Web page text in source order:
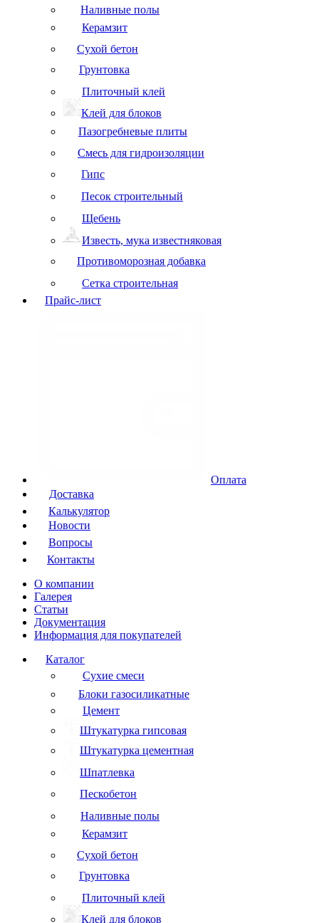
Наливные полы
Керамзит
Сухой бетон
Грунтовка
Плиточный клей
Клей для блоков
Пазогребневые плиты
Смесь для гидроизоляции
Гипс
Песок строительный
Щебень
Известь, мука известняковая
Противоморозная добавка
Сетка строительная
Прайс-лист
Оплата
Доставка
Калькулятор
Новости
Вопросы
Контакты
О компании
Галерея
Статьи
Документация
Информация для покупателей
Каталог
Сухие смеси
Блоки газосиликатные
Цемент
Штукатурка гипсовая
Штукатурка цементная
Шпатлевка
Пескобетон
Наливные полы
Керамзит
Сухой бетон
Грунтовка
Плиточный клей
Клей для блоков